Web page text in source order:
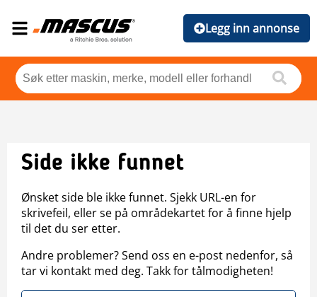
Legg inn annonse
Side ikke funnet
Ønsket side ble ikke funnet. Sjekk URL-en for
skrivefeil, eller se på områdekartet for å finne hjelp
til det du ser etter.
Andre problemer? Send oss en e-post nedenfor, så
tar vi kontakt med deg. Takk for tålmodigheten!